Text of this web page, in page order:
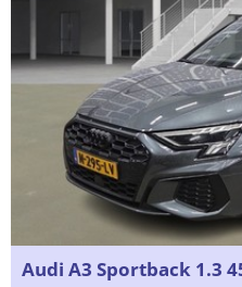
Audi A3 Sportback 1.3